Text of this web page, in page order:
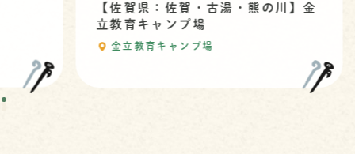
【佐賀県：佐賀・古湯・熊の川】金
立教育キャンプ場
金立教育キャンプ場